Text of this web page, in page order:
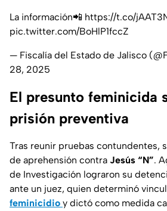
La información📲 https://t.co/
pic.twitter.com/BoHlP1fccZ
— Fiscalía del Estado de Jalisco
28, 2025
El presunto feminicida
prisión preventiva
Tras reunir pruebas contundentes,
de aprehensión contra Jesús “N”.
de Investigación lograron su
ante un juez, quien determinó
feminicidio y dictó como medida